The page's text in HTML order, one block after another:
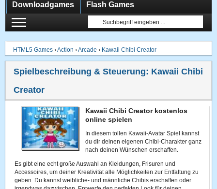
Downloadgames Flash Games
HTML5 Games ›Action ›Arcade › Kawaii Chibi Creator
Spielbeschreibung & Steuerung: Kawaii Chibi
Creator
Kawaii Chibi Creator kostenlos
online spielen
In diesem tollen Kawaii-Avatar Spiel kannst
du dir deinen eigenen Chibi-Charakter ganz
nach deinen Wünschen erschaffen.
Es gibt eine echt große Auswahl an Kleidungen, Frisuren und
Accessoires, um deiner Kreativität alle Möglichkeiten zur Entfaltung zu
geben. Du kannst weibliche- und männliche Chibis erschaffen oder